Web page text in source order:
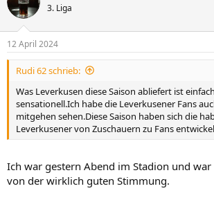
i
e
n
3. Liga
12 April 2024
Rudi 62 schrieb:
Was Leverkusen diese Saison abliefert ist
sensationell.Ich habe die Leverkusener Fans
mitgehen sehen.Diese Saison haben sich die
Leverkusener von Zuschauern zu Fans
Ich war gestern Abend im Stadion und war
von der wirklich guten Stimmung.